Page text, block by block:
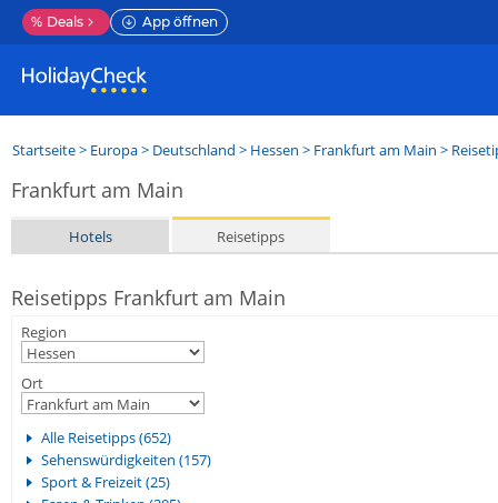
% Deals App öffnen
Startseite> Europa> Deutschland > Hessen > Frankfurt am Main >
Frankfurt am Main
Hotels Reisetipps
Reisetipps Frankfurt am Main
Region
Ort
Alle Reisetipps (652)
Sehenswürdigkeiten (157)
Sport & Freizeit (25)